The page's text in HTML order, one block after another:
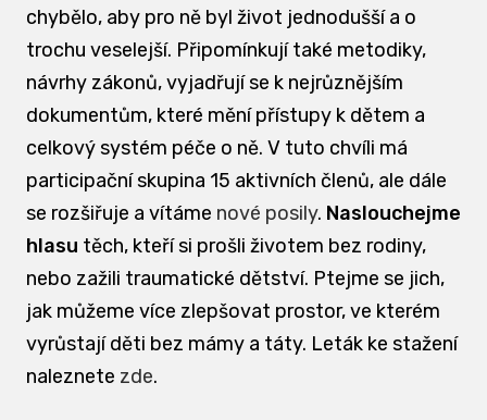
chybělo, aby pro ně byl život jednodušší a o
trochu veselejší. Připomínkují také metodiky,
návrhy zákonů, vyjadřují se k nejrůznějším
dokumentům, které mění přístupy k dětem a
celkový systém péče o ně. V tuto chvíli má
participační skupina 15 aktivních členů, ale dále
se rozšiřuje a vítáme nové posily. Naslouchejme
hlasu těch, kteří si prošli životem bez rodiny,
nebo zažili traumatické dětství. Ptejme se jich,
jak můžeme více zlepšovat prostor, ve kterém
vyrůstají děti bez mámy a táty. Leták ke stažení
naleznete zde.